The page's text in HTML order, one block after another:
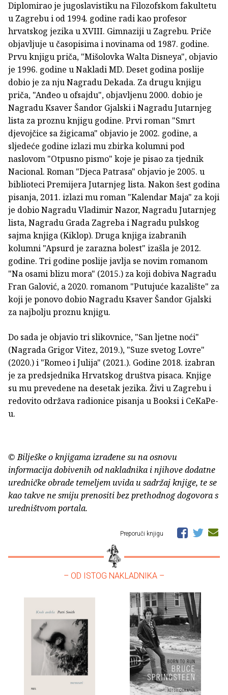
Diplomirao je jugoslavistiku na Filozofskom fakultetu
u Zagrebu i od 1994. godine radi kao profesor
hrvatskog jezika u XVIII. Gimnaziji u Zagrebu. Priče
objavljuje u časopisima i novinama od 1987. godine.
Prvu knjigu priča, "Mišolovka Walta Disneya", objavio
je 1996. godine u Nakladi MD. Deset godina poslije
dobio je za nju Nagradu Dekada. Za drugu knjigu
priča, "Anđeo u ofsajdu", objavljenu 2000. dobio je
Nagradu Ksaver Šandor Gjalski i Nagradu Jutarnjeg
lista za proznu knjigu godine. Prvi roman "Smrt
djevojčice sa žigicama" objavio je 2002. godine, a
sljedeće godine izlazi mu zbirka kolumni pod
naslovom "Otpusno pismo" koje je pisao za tjednik
Nacional. Roman "Djeca Patrasa" objavio je 2005. u
biblioteci Premijera Jutarnjeg lista. Nakon šest godina
pisanja, 2011. izlazi mu roman "Kalendar Maja" za koji
je dobio Nagradu Vladimir Nazor, Nagradu Jutarnjeg
lista, Nagradu Grada Zagreba i Nagradu pulskog
sajma knjiga (Kiklop). Druga knjiga izabranih
kolumni "Apsurd je zarazna bolest" izašla je 2012.
godine. Tri godine poslije javlja se novim romanom
"Na osami blizu mora" (2015.) za koji dobiva Nagradu
Fran Galović, a 2020. romanom "Putujuće kazalište" za
koji je ponovo dobio Nagradu Ksaver Šandor Gjalski
za najbolju proznu knjigu.
Do sada je objavio tri slikovnice, "San ljetne noći"
(Nagrada Grigor Vitez, 2019.), "Suze svetog Lovre"
(2020.) i "Romeo i Julija" (2021.). Godine 2018. izabran
je za predsjednika Hrvatskog društva pisaca. Knjige
su mu prevedene na desetak jezika. Živi u Zagrebu i
redovito održava radionice pisanja u Booksi i CeKaPe-
u.
© Bilješke o knjigama izrađene su na osnovu
informacija dobivenih od nakladnika i njihove dodatne
uredničke obrade temeljem uvida u sadržaj knjige, te se
kao takve ne smiju prenositi bez prethodnog dogovora s
uredništvom portala.
Preporuči knjigu
– OD ISTOG NAKLADNIKA –